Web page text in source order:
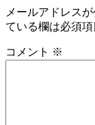
メールアドレス
ている欄は必須項
コメント ※